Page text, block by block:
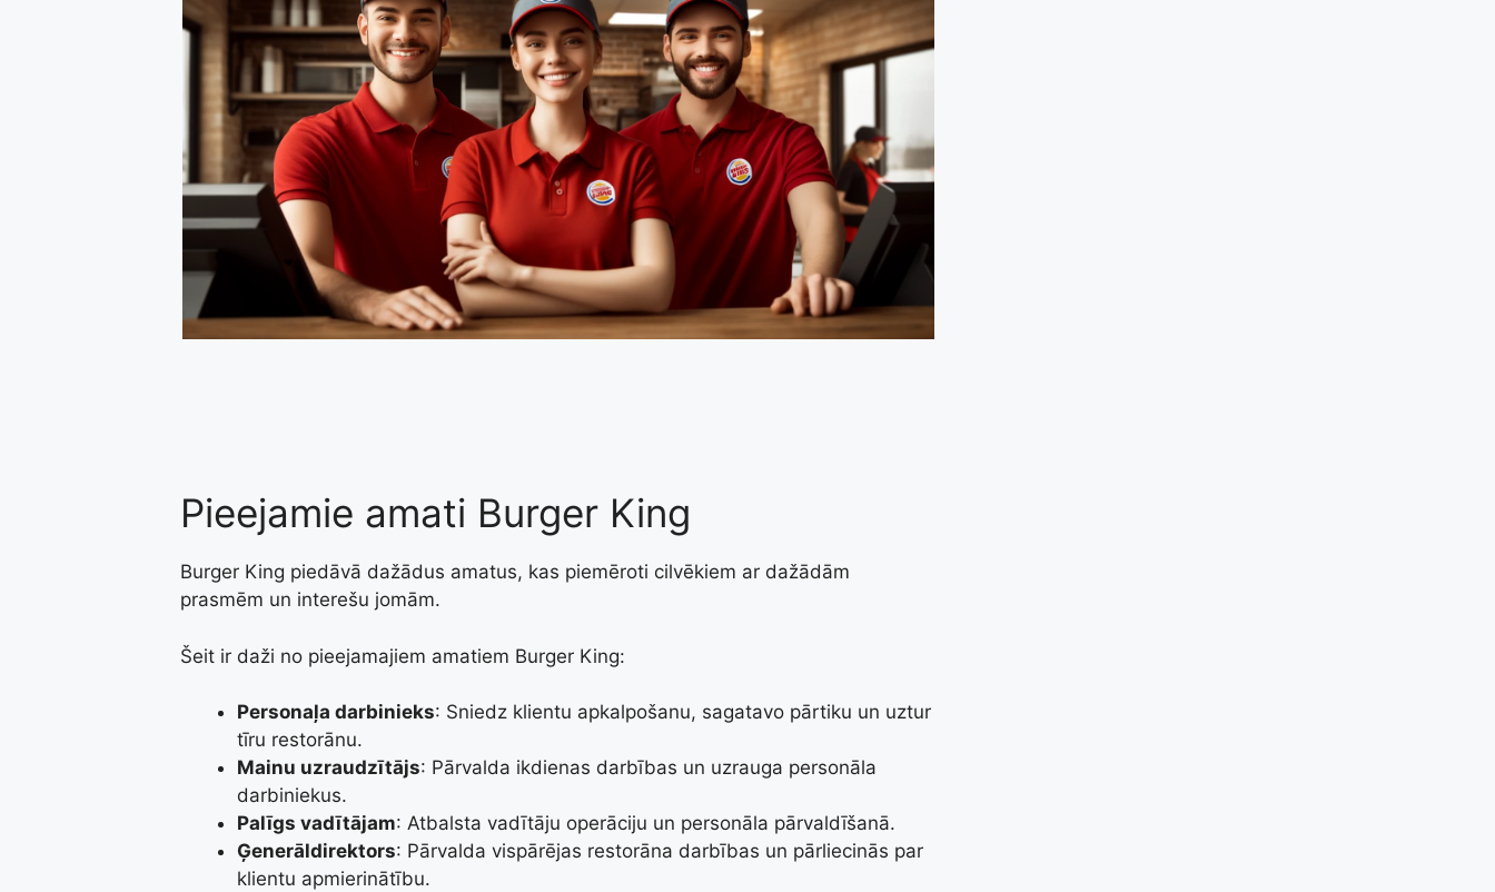
Pieejamie amati Burger King
Burger King piedāvā dažādus amatus, kas piemēroti cilvēkiem ar dažādām
prasmēm un interešu jomām.
Šeit ir daži no pieejamajiem amatiem Burger King:
Personaļa darbinieks: Sniedz klientu apkalpošanu, sagatavo pārtiku un uztur
tīru restorānu.
Mainu uzraudzītājs: Pārvalda ikdienas darbības un uzrauga personāla
darbiniekus.
Palīgs vadītājam: Atbalsta vadītāju operāciju un personāla pārvaldīšanā.
Ģenerāldirektors: Pārvalda vispārējas restorāna darbības un pārliecinās par
klientu apmierinātību.